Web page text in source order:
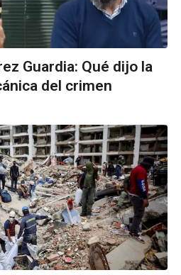
Guardia: Qué dijo la
del crimen